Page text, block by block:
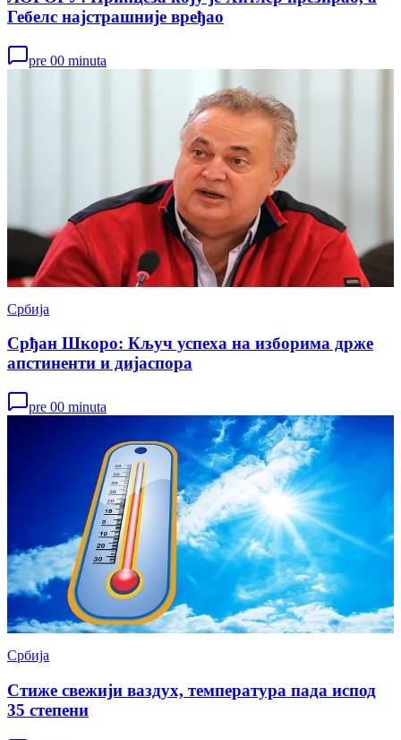
Гебелс најстрашније вређао
pre 00 minuta
Србија
Срђан Шкоро: Кључ успеха на изборима држе
апстиненти и дијаспора
pre 00 minuta
Србија
Стиже свежији ваздух, температура пада испод
35 степени